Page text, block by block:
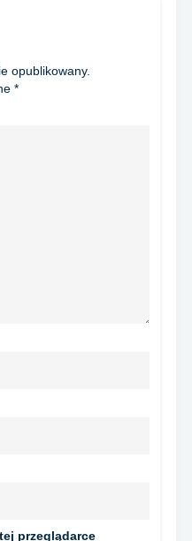
opublikowany.
*
przeglądarce